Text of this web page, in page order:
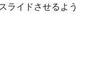
ライドさせるよう